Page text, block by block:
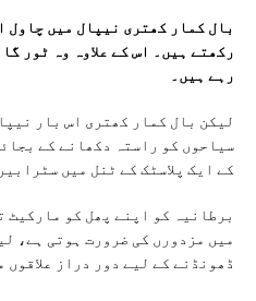
بال کمار کھتری نیپال میں چاول
رکھتے ہیں۔ اس کے علاوہ وہ ٹور
رہے ہیں۔
لیکن بال کمار کھتری اس بار
سیاحوں کو راستہ دکھانے کے
کے ایک پلاسٹک کے ٹنل میں
برطانیہ کو اپنے پھل کو مارکیٹ
میں مزدورں کی ضرورت ہوتی ہے،
ڈھونڈنے کے لیے دور دراز علاقوں